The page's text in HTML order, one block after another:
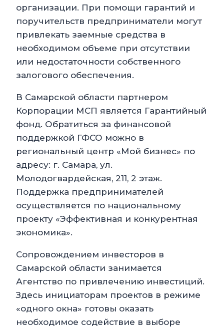
организации. При помощи гарантий и
поручительств предприниматели могут
привлекать заемные средства в
необходимом объеме при отсутствии
или недостаточности собственного
залогового обеспечения.
В Самарской области партнером
Корпорации МСП является Гарантийный
фонд. Обратиться за финансовой
поддержкой ГФСО можно в
региональный центр «Мой бизнес» по
адресу: г. Самара, ул.
Молодогвардейская, 211, 2 этаж.
Поддержка предпринимателей
осуществляется по национальному
проекту «Эффективная и конкурентная
экономика».
Сопровождением инвесторов в
Самарской области занимается
Агентство по привлечению инвестиций.
Здесь инициаторам проектов в режиме
«одного окна» готовы оказать
необходимое содействие в выборе